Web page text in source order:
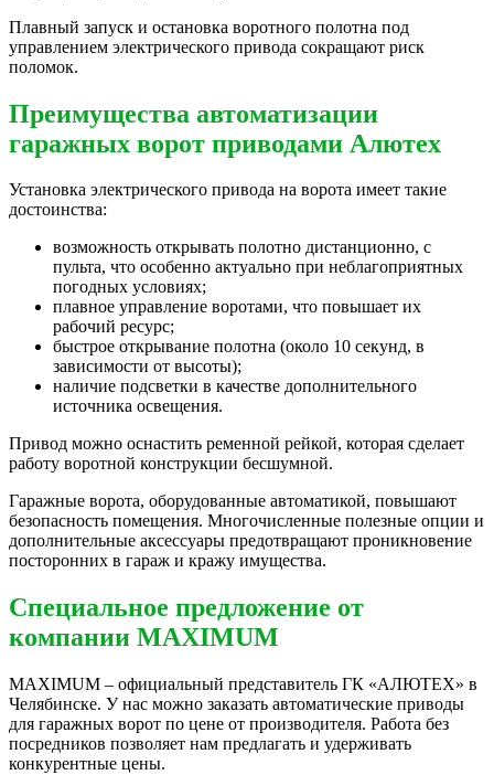
Плавный запуск и остановка воротного полотна под
управлением электрического привода сокращают риск
поломок.
Преимущества автоматизации
гаражных ворот приводами Алютех
Установка электрического привода на ворота имеет такие
достоинства:
возможность открывать полотно дистанционно, с
пульта, что особенно актуально при неблагоприятных
погодных условиях;
плавное управление воротами, что повышает их
рабочий ресурс;
быстрое открывание полотна (около 10 секунд, в
зависимости от высоты);
наличие подсветки в качестве дополнительного
источника освещения.
Привод можно оснастить ременной рейкой, которая сделает
работу воротной конструкции бесшумной.
Гаражные ворота, оборудованные автоматикой, повышают
безопасность помещения. Многочисленные полезные опции и
дополнительные аксессуары предотвращают проникновение
посторонних в гараж и кражу имущества.
Специальное предложение от
компании MAXIMUM
MAXIMUM – официальный представитель ГК «АЛЮТЕХ» в
Челябинске. У нас можно заказать автоматические приводы
для гаражных ворот по цене от производителя. Работа без
посредников позволяет нам предлагать и удерживать
конкурентные цены.